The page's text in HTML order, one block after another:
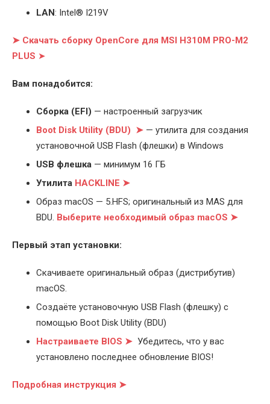
LAN: Intel® I219V
➤ Скачать сборку OpenCore для MSI H310M PRO-M2
PLUS ➤
Вам понадобится:
Cборка (EFI) — настроенный загрузчик
Boot Disk Utility (BDU) ➤ — утилита для создания
установочной USB Flash (флешки) в Windows
USB флешка — минимум 16 ГБ
Утилита HACKLINE ➤
Образ macOS — 5.HFS; оригинальный из MAS для
BDU. Выберите необходимый образ macOS ➤
Первый этап установки:
Скачиваете оригинальный образ (дистрибутив)
macOS.
Создаёте установочную USB Flash (флешку) с
помощью Boot Disk Utility (BDU)
Настраиваете BIOS ➤ Убедитесь, что у вас
установлено последнее обновление BIOS!
Подробная инструкция ➤